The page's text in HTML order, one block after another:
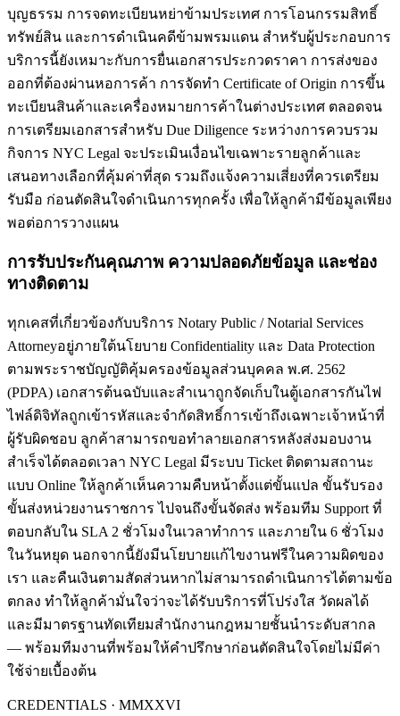
บุญธรรม การจดทะเบียนหย่าข้ามประเทศ การโอนกรรมสิทธิ์
ทรัพย์สิน และการดำเนินคดีข้ามพรมแดน สำหรับผู้ประกอบการ
บริการนี้ยังเหมาะกับการยื่นเอกสารประกวดราคา การส่งของ
ออกที่ต้องผ่านหอการค้า การจัดทำ Certificate of Origin การขึ้น
ทะเบียนสินค้าและเครื่องหมายการค้าในต่างประเทศ ตลอดจน
การเตรียมเอกสารสำหรับ Due Diligence ระหว่างการควบรวม
กิจการ NYC Legal จะประเมินเงื่อนไขเฉพาะรายลูกค้าและ
เสนอทางเลือกที่คุ้มค่าที่สุด รวมถึงแจ้งความเสี่ยงที่ควรเตรียม
รับมือ ก่อนตัดสินใจดำเนินการทุกครั้ง เพื่อให้ลูกค้ามีข้อมูลเพียง
พอต่อการวางแผน
การรับประกันคุณภาพ ความปลอดภัยข้อมูล และช่อง
ทางติดตาม
ทุกเคสที่เกี่ยวข้องกับบริการ Notary Public / Notarial Services
Attorneyอยู่ภายใต้นโยบาย Confidentiality และ Data Protection
ตามพระราชบัญญัติคุ้มครองข้อมูลส่วนบุคคล พ.ศ. 2562
(PDPA) เอกสารต้นฉบับและสำเนาถูกจัดเก็บในตู้เอกสารกันไฟ
ไฟล์ดิจิทัลถูกเข้ารหัสและจำกัดสิทธิ์การเข้าถึงเฉพาะเจ้าหน้าที่
ผู้รับผิดชอบ ลูกค้าสามารถขอทำลายเอกสารหลังส่งมอบงาน
สำเร็จได้ตลอดเวลา NYC Legal มีระบบ Ticket ติดตามสถานะ
แบบ Online ให้ลูกค้าเห็นความคืบหน้าตั้งแต่ขั้นแปล ขั้นรับรอง
ขั้นส่งหน่วยงานราชการ ไปจนถึงขั้นจัดส่ง พร้อมทีม Support ที่
ตอบกลับใน SLA 2 ชั่วโมงในเวลาทำการ และภายใน 6 ชั่วโมง
ในวันหยุด นอกจากนี้ยังมีนโยบายแก้ไขงานฟรีในความผิดของ
เรา และคืนเงินตามสัดส่วนหากไม่สามารถดำเนินการได้ตามข้อ
ตกลง ทำให้ลูกค้ามั่นใจว่าจะได้รับบริการที่โปร่งใส วัดผลได้
และมีมาตรฐานทัดเทียมสำนักงานกฎหมายชั้นนำระดับสากล
— พร้อมทีมงานที่พร้อมให้คำปรึกษาก่อนตัดสินใจโดยไม่มีค่า
ใช้จ่ายเบื้องต้น
CREDENTIALS · MMXXVI